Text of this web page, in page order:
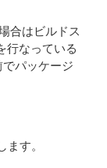
合はビルドス
行なっている
パッケージ
す。